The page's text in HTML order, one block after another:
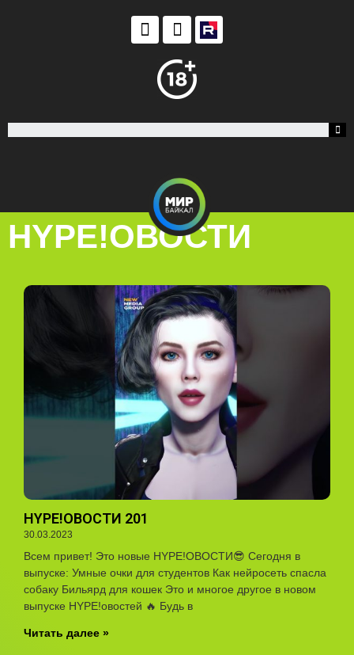
HYPE!ОВОСТИ
HYPE!ОВОСТИ 201
30.03.2023
Всем привет! Это новые HYPE!ОВОСТИ😎 Сегодня в
выпуске: Умные очки для студентов Как нейросеть спасла
собаку Бильярд для кошек Это и многое другое в новом
выпуске HYPE!овостей 🔥 Будь в
Читать далее »